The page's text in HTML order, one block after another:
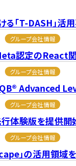
る「T-DASH」
グループ会社情報
認定のReact
グループ会社情報
Advanced
グループ会社情報
行体験版を提供
グループ会社情報
」の活用領